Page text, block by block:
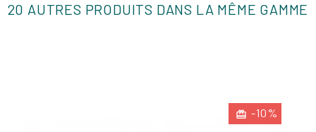
20 AUTRES PRODUITS DANS LA MÊME GAMME
-10%